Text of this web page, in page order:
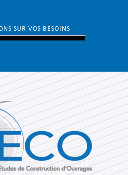
SUR VOS BESOINS